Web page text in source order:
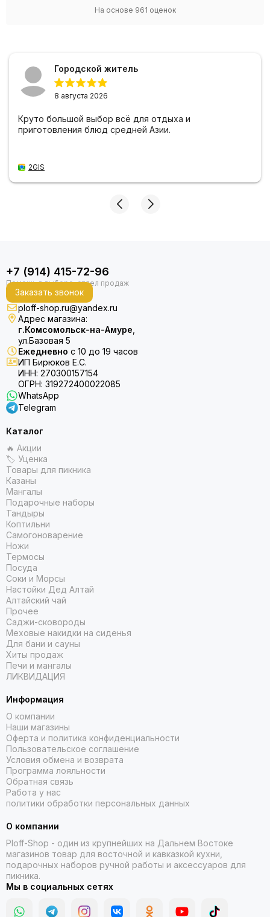
На основе 961 оценок
Городской житель
8 августа 2026
Круто большой выбор всё для отдыха и
приготовления блюд средней Азии.
2GIS
+7 (914) 415-72-96
Заказать звонок
ploff-shop.ru@yandex.ru
Адрес магазина:
г.Комсомольск-на-Амуре
ул.Базовая 5
Ежедневно с 10 до 19 часов
ИП Бирюков Е.С.
ИНН: 270300157154
ОГРН: 319272400022085
WhatsApp
Telegram
Каталог
🔥 Акции
🏷 Уценка
Товары для пикника
Казаны
Мангалы
Подарочные наборы
Тандыры
Коптильни
Самогоноварение
Ножи
Термосы
Посуда
Соки и Морсы
Настойки Дед Алтай
Алтайский чай
Прочее
Саджи-сковороды
Меховые накидки на сиденья
Для бани и сауны
Хиты продаж
Печи и мангалы
ЛИКВИДАЦИЯ
Информация
О компании
Наши магазины
Оферта и политика конфиденциальности
Пользовательское соглашение
Условия обмена и возврата
Программа лояльности
Обратная связь
Работа у нас
политики обработки персональных данных
О компании
Ploff-Shop - один из крупнейших на Дальнем Востоке
магазинов товар для восточной и кавказкой кухни,
подарочных наборов ручной работы и аксессуаров для
пикника.
Мы в социальных сетях